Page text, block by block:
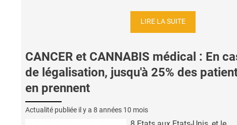
LIRE LA SUITE
CANCER et CANNABIS médical : En
de légalisation, jusqu'à 25% des
en prennent
Actualité publiée il y a 8 années 10 mois